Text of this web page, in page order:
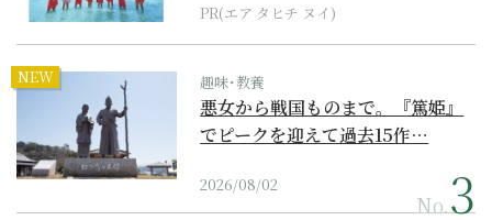
PR(エア タヒチ ヌイ)
NEW 趣味･教養
悪女から戦国ものまで。『篤姫』
でピークを迎えて過去15作…
2026/08/02
No.